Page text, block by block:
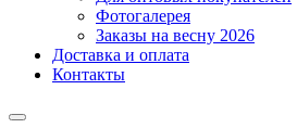
Фотогалерея
Заказы на весну 2026
Доставка и оплата
Контакты